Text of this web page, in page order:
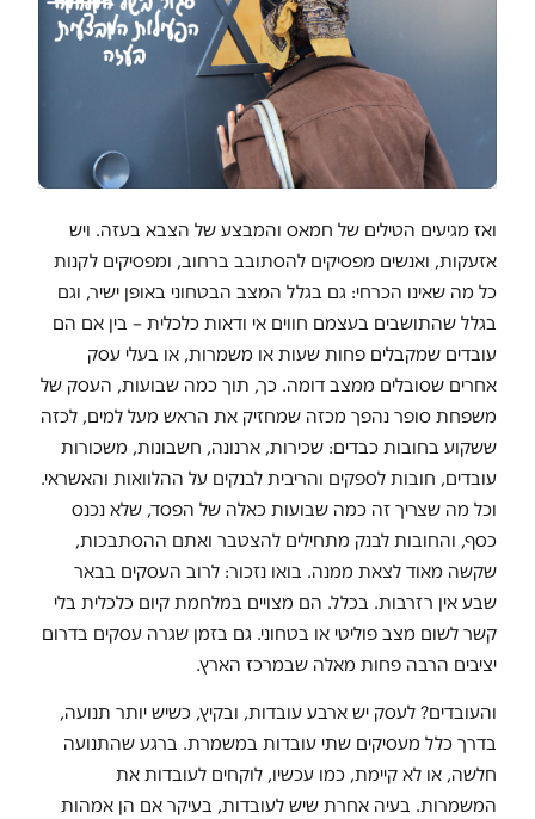
ואז מגיעים הטילים של חמאס והמבצע של הצבא בעזה. ויש
אזעקות, ואנשים מפסיקים להסתובב ברחוב, ומפסיקים לקנות
כל מה שאינו הכרחי: גם בגלל המצב הבטחוני באופן ישיר, וגם
בגלל שהתושבים בעצמם חווים אי ודאות כלכלית – בין אם הם
עובדים שמקבלים פחות שעות או משמרות, או בעלי עסק
אחרים שסובלים ממצב דומה. כך, תוך כמה שבועות, העסק של
משפחת סופר נהפך מכזה שמחזיק את הראש מעל למים, לכזה
ששקוע בחובות כבדים: שכירות, ארנונה, חשבונות, משכורות
עובדים, חובות לספקים והריבית לבנקים על ההלוואות והאשראי.
וכל מה שצריך זה כמה שבועות כאלה של הפסד, שלא נכנס
כסף, והחובות לבנק מתחילים להצטבר ואתם ההסתבכות,
שקשה מאוד לצאת ממנה. בואו נזכור: לרוב העסקים בבאר
שבע אין רזרבות. בכלל. הם מצויים במלחמת קיום כלכלית בלי
קשר לשום מצב פוליטי או בטחוני. גם בזמן שגרה עסקים בדרום
יציבים הרבה פחות מאלה שבמרכז הארץ.
והעובדים? לעסק יש ארבע עובדות, ובקיץ, כשיש יותר תנועה,
בדרך כלל מעסיקים שתי עובדות במשמרת. ברגע שהתנועה
חלשה, או לא קיימת, כמו עכשיו, לוקחים לעובדות את
המשמרות. בעיה אחרת שיש לעובדות, בעיקר אם הן אמהות